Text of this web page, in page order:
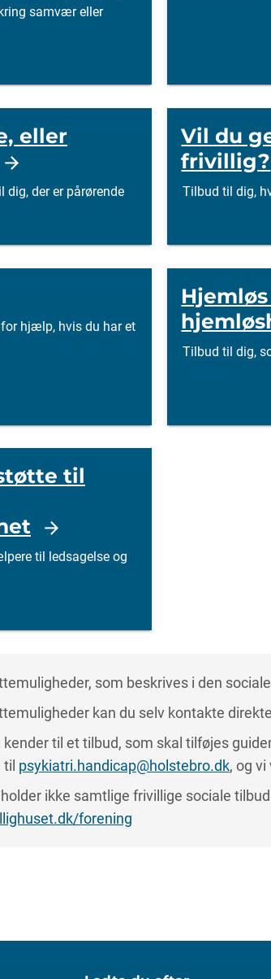
samvær eller
eller
der er pårørende
Vil du
frivillig?
Tilbud til dig,
hjælp, hvis du har et
Tilbud til dig,
til
til ledsagelse og
som beskrives i den
kan du selv kontakte
til et tilbud, som skal tilføjes
til psykiatri.handicap@holstebro.dk, og vi
ikke samtlige frivillige sociale
forening